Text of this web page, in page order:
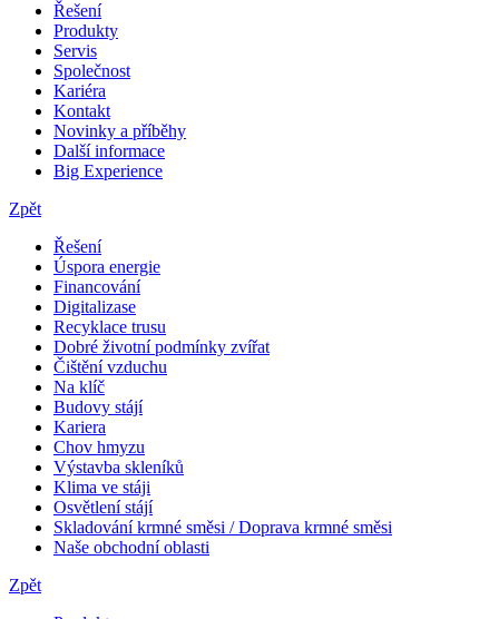
Řešení
Produkty
Servis
Společnost
Kariéra
Kontakt
Novinky a příběhy
Další informace
Big Experience
Zpět
Řešení
Úspora energie
Financování
Digitalizase
Recyklace trusu
Dobré životní podmínky zvířat
Čištění vzduchu
Na klíč
Budovy stájí
Kariera
Chov hmyzu
Výstavba skleníků
Klima ve stáji
Osvětlení stájí
Skladování krmné směsi / Doprava krmné směsi
Naše obchodní oblasti
Zpět